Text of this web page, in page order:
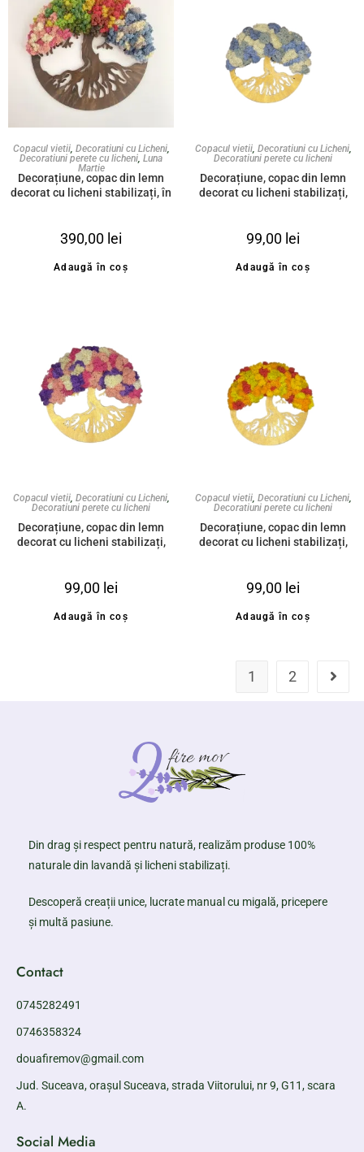
Copacul vietii, Decoratiuni cu Licheni,
Decoratiuni perete cu licheni, Luna
Martie
Decorațiune, copac din lemn
decorat cu licheni stabilizați, în
390,00 lei
Adaugă în coș
Copacul vietii, Decoratiuni cu Licheni,
Decoratiuni perete cu licheni
Decorațiune, copac din lemn
decorat cu licheni stabilizați,
99,00 lei
Adaugă în coș
Copacul vietii, Decoratiuni cu Licheni,
Decoratiuni perete cu licheni
Decorațiune, copac din lemn
decorat cu licheni stabilizați,
99,00 lei
Adaugă în coș
Copacul vietii, Decoratiuni cu Licheni,
Decoratiuni perete cu licheni
Decorațiune, copac din lemn
decorat cu licheni stabilizați,
99,00 lei
Adaugă în coș
1 2
Din drag și respect pentru natură, realizăm produse 100%
naturale din lavandă și licheni stabilizați.
Descoperă creații unice, lucrate manual cu migală, pricepere
și multă pasiune.
Contact
0745282491
0746358324
douafiremov@gmail.com
Jud. Suceava, orașul Suceava, strada Viitorului, nr 9, G11, scara
A.
Social Media